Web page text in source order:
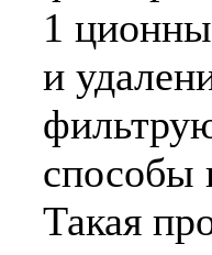
1
и
способы
Такая